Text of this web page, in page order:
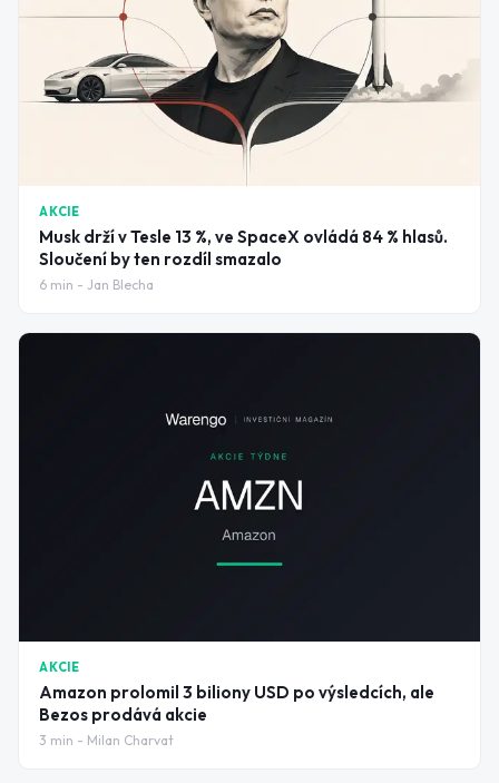
AKCIE
Musk drží v Tesle 13 %, ve SpaceX ovládá 84 % hlasů.
Sloučení by ten rozdíl smazalo
6 min - Jan Blecha
AKCIE
Amazon prolomil 3 biliony USD po výsledcích, ale
Bezos prodává akcie
3 min - Milan Charvat